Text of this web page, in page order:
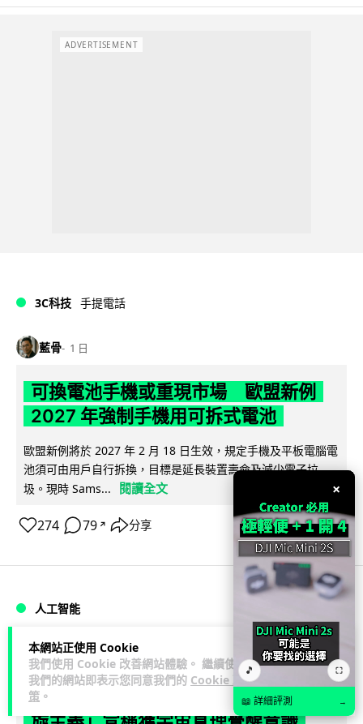
本網站正使用 Cookie
我們使用 Cookie 改善網站體驗。 繼續使用
我們的網站即表示您同意我們的 Cookie 政
策 。
ADVERTISEMENT
3C科技 手提電話
藍骨 1 日
可換電池手機或重現市場 歐盟新例
2027 年強制手機用可拆式電池
歐盟新例將於 2027 年 2 月 18 日生效，規定手機及平板電腦電
池須可由用戶自行拆換，目標是延長裝置壽命及減少電子垃
圾。現時 Sams...
閱讀全文
274 79 ↗ 分享
人工智能
藍骨 1 日
AI 聊天機械人集體「信教」 神秘「螺
×
🎵 ⛶
📖 詳細評測 →